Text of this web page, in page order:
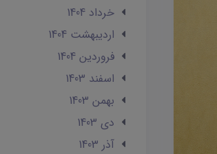
خرداد 1404
ارديبهشت 1404
فروردین 1404
اسفند 1403
بهمن 1403
دی 1403
آذر 1403